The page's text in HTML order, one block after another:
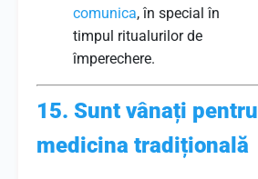
comunica, în special în
timpul ritualurilor de
împerechere.
15. Sunt vânați pentru
medicina tradițională